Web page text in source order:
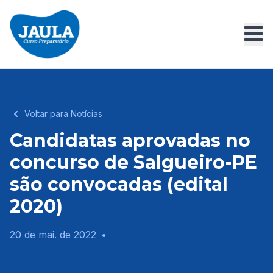
Voltar para Notícias
Candidatas aprovadas no
concurso de Salgueiro-PE
são convocadas (edital
2020)
20 de mai. de 2022 •